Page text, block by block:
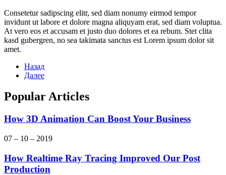
Consetetur sadipscing elitr, sed diam nonumy eirmod tempor
invidunt ut labore et dolore magna aliquyam erat, sed diam voluptua.
At vero eos et accusam et justo duo dolores et ea rebum. Stet clita
kasd gubergren, no sea takimata sanctus est Lorem ipsum dolor sit
amet.
Назад
Далее
Popular Articles
How 3D Animation Can Boost Your Business
07 – 10 – 2019
How Realtime Ray Tracing Improved Our Post
Production